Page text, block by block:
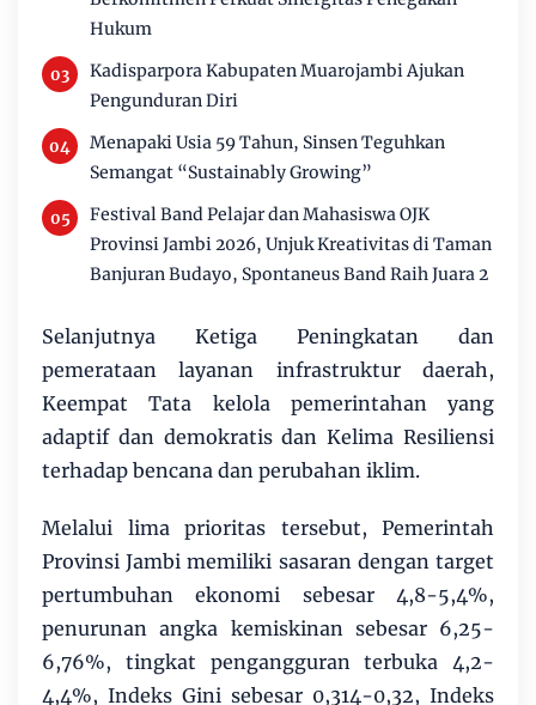
Hukum
Kadisparpora Kabupaten Muarojambi Ajukan
Pengunduran Diri
Menapaki Usia 59 Tahun, Sinsen Teguhkan
Semangat “Sustainably Growing”
Festival Band Pelajar dan Mahasiswa OJK
Provinsi Jambi 2026, Unjuk Kreativitas di Taman
Banjuran Budayo, Spontaneus Band Raih Juara 2
Selanjutnya Ketiga Peningkatan dan
pemerataan layanan infrastruktur daerah,
Keempat Tata kelola pemerintahan yang
adaptif dan demokratis dan Kelima Resiliensi
terhadap bencana dan perubahan iklim.
Melalui lima prioritas tersebut, Pemerintah
Provinsi Jambi memiliki sasaran dengan target
pertumbuhan ekonomi sebesar 4,8-5,4%,
penurunan angka kemiskinan sebesar 6,25-
6,76%, tingkat pengangguran terbuka 4,2-
4,4%, Indeks Gini sebesar 0,314-0,32, Indeks